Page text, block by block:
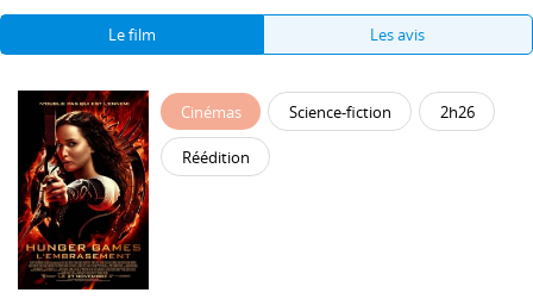
Le film Les avis
Cinémas Science-fiction 2h26
Réédition